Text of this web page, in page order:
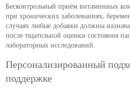
Бесконтрольный приём витаминных
при хронических заболеваниях,
случаях любые добавки должны
после тщательной оценки состояния
лабораторных исследований.
Персонализированный
поддержке